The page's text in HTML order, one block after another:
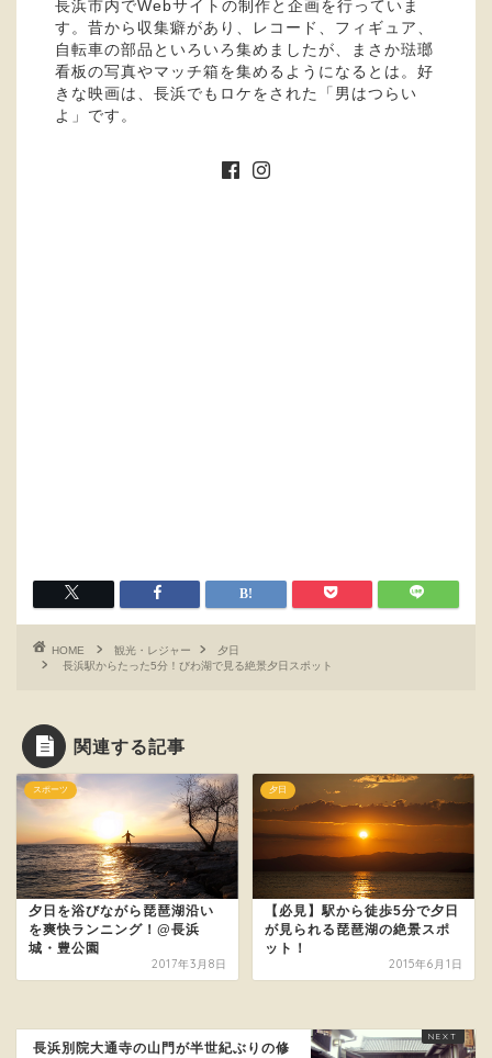
長浜市内でWebサイトの制作と企画を行っていま
す。昔から収集癖があり、レコード、フィギュア、
自転車の部品といろいろ集めましたが、まさか琺瑯
看板の写真やマッチ箱を集めるようになるとは。好
きな映画は、長浜でもロケをされた「男はつらい
よ」です。
HOME 観光・レジャー
夕日
長浜駅からたった5分！びわ湖で見る絶景夕日スポット
関連する記事
スポーツ
夕日を浴びながら琵琶湖沿い
を爽快ランニング！@長浜
城・豊公園
2017年3月8日
夕日
【必見】駅から徒歩5分で夕日
が見られる琵琶湖の絶景スポ
ット！
2015年6月1日
長浜別院大通寺の山門が半世紀ぶりの修